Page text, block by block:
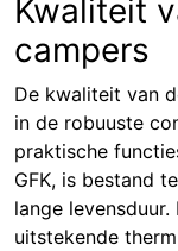
Kwaliteit
campers
De kwaliteit van
in de robuuste
praktische
GFK, is bestand
lange
uitstekende